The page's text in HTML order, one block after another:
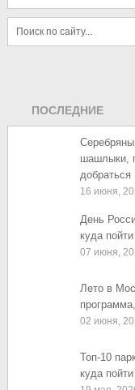
ПОСЛЕДНИЕ
ЗАПИСИ
шашлыки,
добраться
16 июня,
День
куда
07 июня,
Лето в
02 июня,
Топ-10
куда